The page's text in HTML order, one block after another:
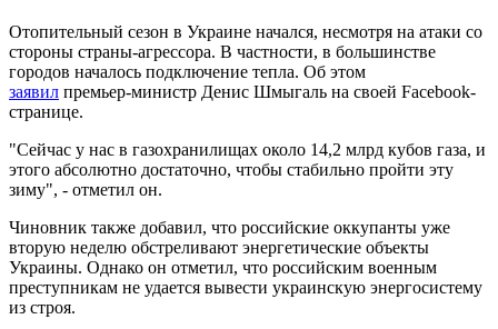
Отопительный сезон в Украине начался, несмотря на атаки со
стороны страны-агрессора. В частности, в большинстве
городов началось подключение тепла. Об этом
заявил премьер-министр Денис Шмыгаль на своей Facebook-
странице.
"Сейчас у нас в газохранилищах около 14,2 млрд кубов газа, и
этого абсолютно достаточно, чтобы стабильно пройти эту
зиму", - отметил он.
Чиновник также добавил, что российские оккупанты уже
вторую неделю обстреливают энергетические объекты
Украины. Однако он отметил, что российским военным
преступникам не удается вывести украинскую энергосистему
из строя.